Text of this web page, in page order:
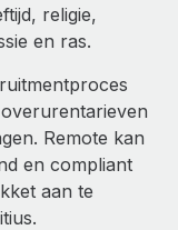
religie,
en ras.
Remote kan
en compliant
aan te